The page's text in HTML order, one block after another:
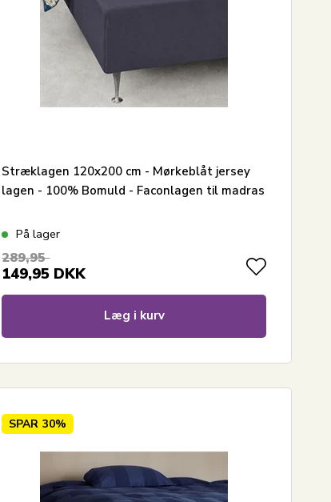
Stræklagen 120x200 cm - Mørkeblåt jersey
lagen - 100% Bomuld - Faconlagen til madras
På lager
289,95
149,95 DKK
Læg i kurv
SPAR 30%